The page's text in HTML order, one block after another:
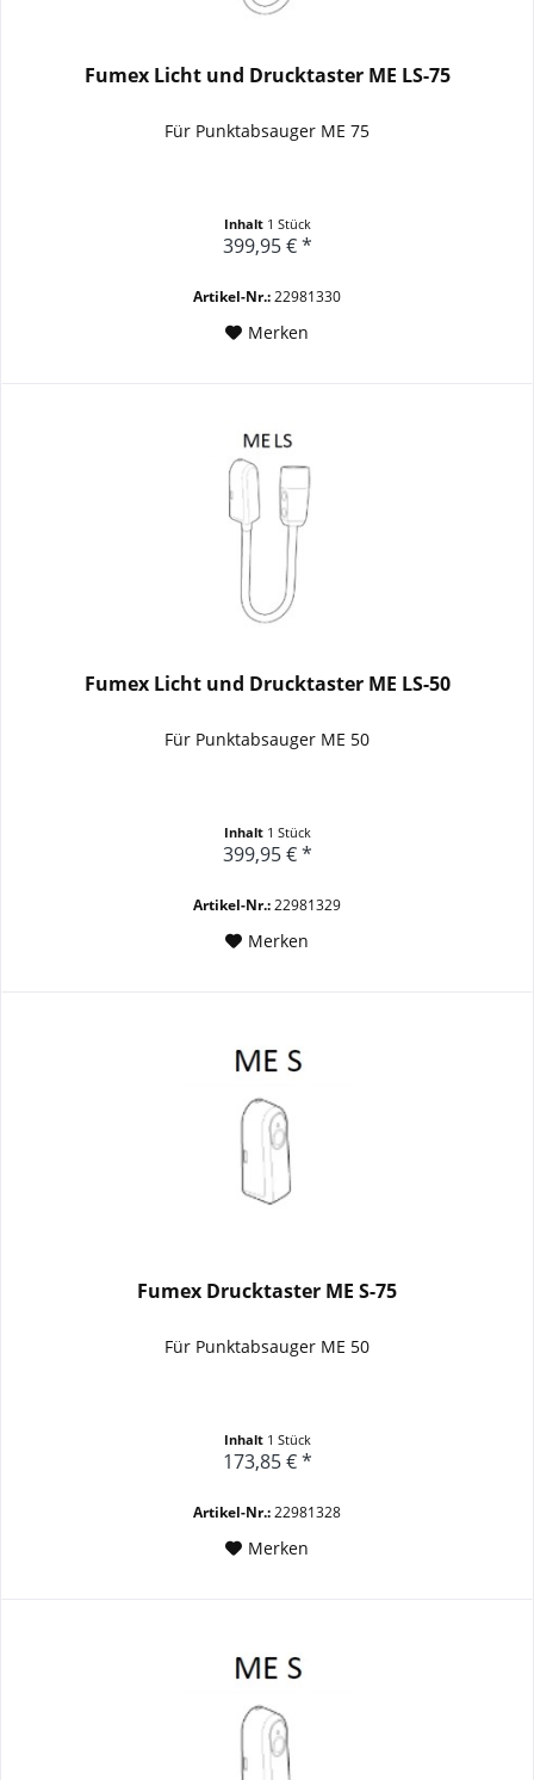
Fumex Licht und Drucktaster ME LS-75
Für Punktabsauger ME 75
Inhalt 1 Stück
399,95 € *
Artikel-Nr.:22981330
Merken
Fumex Licht und Drucktaster ME LS-50
Für Punktabsauger ME 50
Inhalt 1 Stück
399,95 € *
Artikel-Nr.:22981329
Merken
Fumex Drucktaster ME S-75
Für Punktabsauger ME 50
Inhalt 1 Stück
173,85 € *
Artikel-Nr.:22981328
Merken